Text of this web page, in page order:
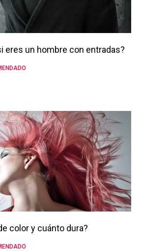
eres un hombre con entradas?
color y cuánto dura?